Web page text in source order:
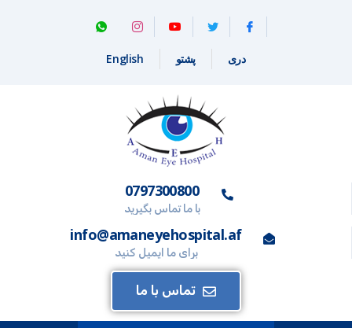
دری پشتو English
0797300800
با ما تماس بگیرید
info@amaneyehospital.af
برای ما ایمیل کنید
تماس با ما